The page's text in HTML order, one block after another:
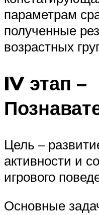
параметрам
полученные
возрастных
IV этап –
Цель –
активности и
игрового
Основные